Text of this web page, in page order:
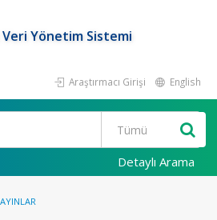
Yönetim Sistemi
Araştırmacı Girişi English
Detaylı Arama